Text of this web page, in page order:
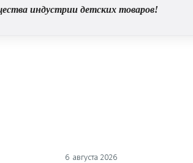
индустрии детских товаров!
6 августа 2026